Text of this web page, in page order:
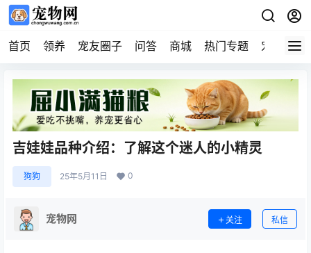
首页 领养 宠友圈子 问答 商城 热门专题 宠物企业
吉娃娃品种介绍：了解这个迷人的小精灵
狗狗 25年5月11日 0
宠物网 关注 私信